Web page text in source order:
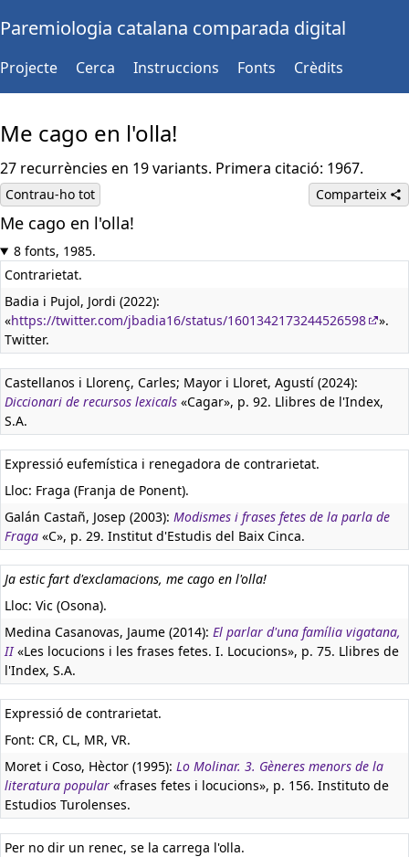
Paremiologia catalana comparada digital
Projecte Cerca Instruccions Fonts Crèdits
Me cago en l'olla!
27 recurrències en 19 variants. Primera citació: 1967.
Contrau-ho tot Comparteix
Me cago en l'olla!
8 fonts, 1985.
Contrarietat.
Badia i Pujol, Jordi (2022):
«https://twitter.com/jbadia16/status/1601342173244526598
».
Twitter.
Castellanos i Llorenç, Carles; Mayor i Lloret, Agustí (2024):
Diccionari de recursos lexicals «Cagar», p. 92. Llibres de l'Index,
S.A.
Expressió eufemística i renegadora de contrarietat.
Lloc: Fraga (Franja de Ponent).
Galán Castañ, Josep (2003): Modismes i frases fetes de la parla de
Fraga «C», p. 29. Institut d'Estudis del Baix Cinca.
Ja estic fart d'exclamacions, me cago en l'olla!
Lloc: Vic (Osona).
Medina Casanovas, Jaume (2014): El parlar d'una família vigatana,
II«Les locucions i les frases fetes. I. Locucions», p. 75. Llibres de
l'Index, S.A.
Expressió de contrarietat.
Font: CR, CL, MR, VR.
Moret i Coso, Hèctor (1995): Lo Molinar. 3. Gèneres menors de la
literatura popular «frases fetes i locucions», p. 156. Instituto de
Estudios Turolenses.
Per no dir un renec, se la carrega l'olla.